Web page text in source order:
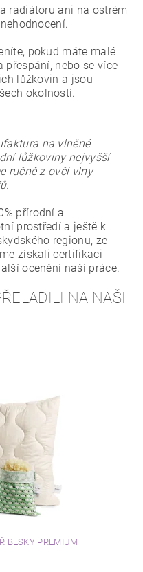
radiátoru ani na ostrém
pokud máte malé
nebo se více
lůžkovin a jsou
okolností.
na vlněné
lůžkoviny nejvyšší
ručně z ovčí vlny
přírodní a
prostředí a ještě k
regionu, ze
získali certifikaci
ocenění naší práce.
NA NAŠI
BESKY PREMIUM